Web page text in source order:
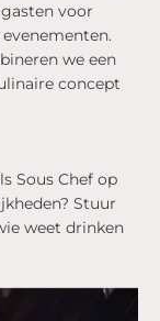
voor
we een
concept
Sous Chef op
Stuur
weet drinken